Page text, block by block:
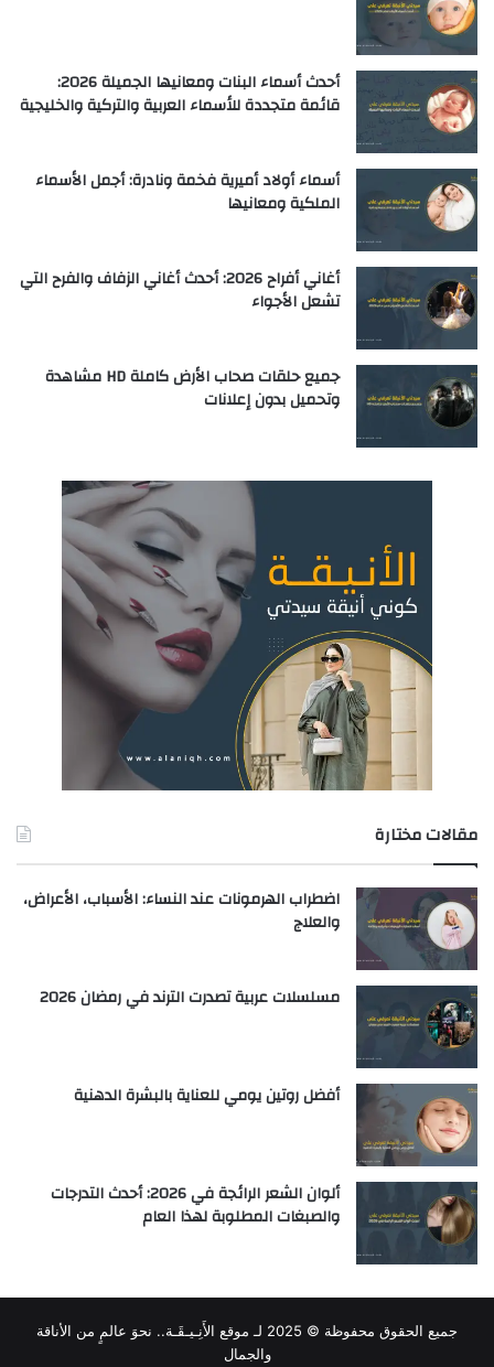
أحدث أسماء البنات ومعانيها الجميلة 2026:
قائمة متجددة للأسماء العربية والتركية والخليجية
أسماء أولاد أميرية فخمة ونادرة: أجمل الأسماء
الملكية ومعانيها
أغاني أفراح 2026: أحدث أغاني الزفاف والفرح التي
تشعل الأجواء
جميع حلقات صحاب الأرض كاملة HD مشاهدة
وتحميل بدون إعلانات
مقالات مختارة
اضطراب الهرمونات عند النساء: الأسباب، الأعراض،
والعلاج
مسلسلات عربية تصدرت الترند في رمضان 2026
أفضل روتين يومي للعناية بالبشرة الدهنية
ألوان الشعر الرائجة في 2026: أحدث التدرجات
والصبغات المطلوبة لهذا العام
جميع الحقوق محفوظة © 2025 لـ
موقع الأَنِـيـقَـة.. نحوَ عالمٍ من الأناقة
والجمال